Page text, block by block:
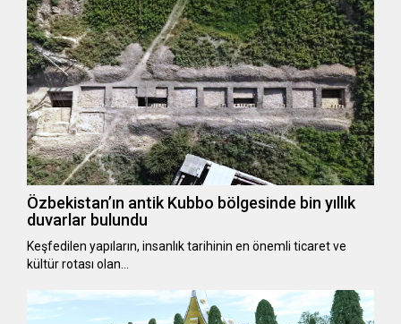
Özbekistan’ın antik Kubbo bölgesinde bin yıllık
duvarlar bulundu
Keşfedilen yapıların, insanlık tarihinin en önemli ticaret ve
kültür rotası olan…